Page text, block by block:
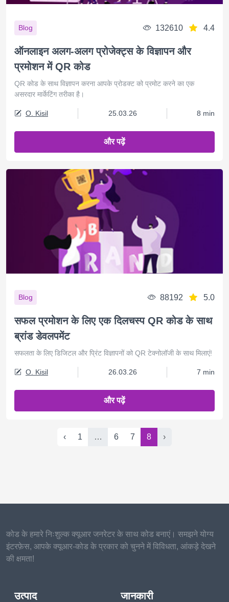
Blog 132610 4.4
ऑनलाइन अलग-अलग प्रोजेक्ट्स के विज्ञापन और
प्रमोशन में QR कोड
QR कोड के साथ विज्ञापन करना आपके प्रोडक्ट को प्रमोट करने का एक
असरदार मार्केटिंग तरीका है।
O. Kisil 25.03.26 8 min
और पढ़ें
Blog 88192 5.0
सफल प्रमोशन के लिए एक दिलचस्प QR कोड के साथ
ब्रांड डेवलपमेंट
सफलता के लिए डिजिटल और प्रिंट विज्ञापनों को QR टेक्नोलॉजी के साथ मिलाएं!
O. Kisil 26.03.26 7 min
और पढ़ें
‹ 1 … 6 7 8 ›
कोड के हमारे निःशुल्क क्यूआर जनरेटर के साथ कोड बनाएं। समझने योग्य
इंटरफ़ेस, आपके क्यूआर-कोड के प्रकार को चुनने में विविधता, आंकड़े देखने
की क्षमता!
उत्पाद जानकारी